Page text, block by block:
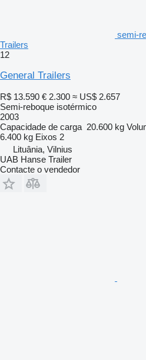
semi-
Trailers
12
General Trailers
R$ 13.590 € 2.300 ≈ US$ 2.657
Semi-reboque isotérmico
2003
Capacidade de carga 20.600 kg
6.400 kg Eixos 2
Lituânia, Vilnius
UAB Hanse Trailer
Contacte o vendedor